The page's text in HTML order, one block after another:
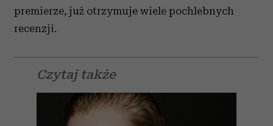
premierze, już otrzymuje wiele pochlebnych
recenzji.
Czytaj także